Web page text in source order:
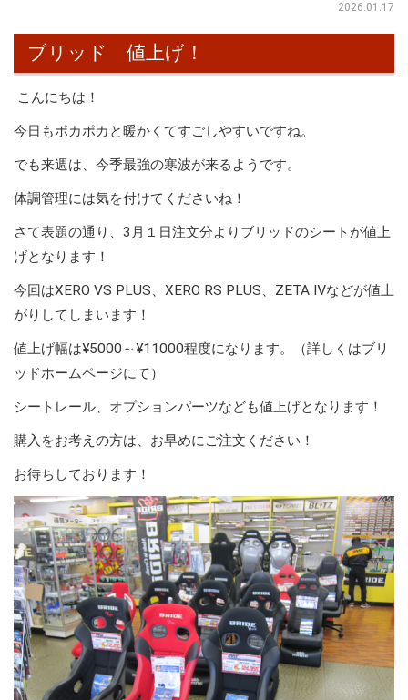
2026.01.17
ブリッド 値上げ！
こんにちは！
今日もポカポカと暖かくてすごしやすいですね。
でも来週は、今季最強の寒波が来るようです。
体調管理には気を付けてくださいね！
さて表題の通り、3月１日注文分よりブリッドのシートが値上
げとなります！
今回はXERO VS PLUS、XERO RS PLUS、ZETA Ⅳなどが値上
がりしてしまいます！
値上げ幅は¥5000～¥11000程度になります。（詳しくはブリ
ッドホームページにて）
シートレール、オプションパーツなども値上げとなります！
購入をお考えの方は、お早めにご注文ください！
お待ちしております！